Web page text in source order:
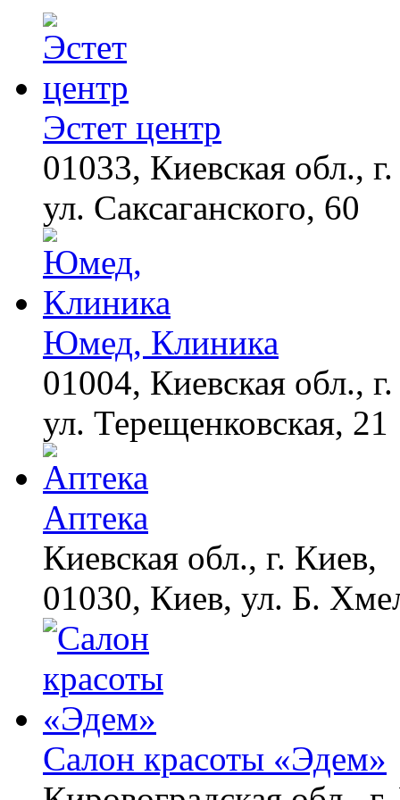
Ногти будут чистыми!
убьет грибок,
возьмите 3%-ю…
Эстет центр
01033, Киевская обл.,
ул. Саксаганского, 60
Юмед, Клиника
01004, Киевская обл.,
ул. Терещенковская, 21
Аптека
Киевская обл., г. Киев,
01030, Киев, ул. Б.
Салон красоты «Эдем»